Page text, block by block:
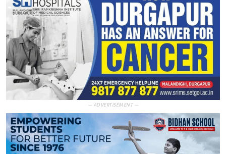
— ADVERTISEMENT —